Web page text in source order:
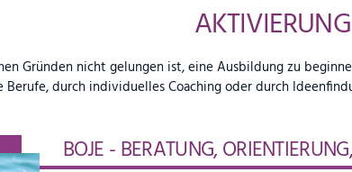
AKTIVIERUNG
Gründen nicht gelungen ist, eine Ausbildung zu
durch individuelles Coaching oder durch
BOJE - BERATUNG,